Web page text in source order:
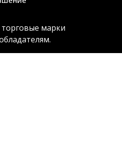
торговые марки